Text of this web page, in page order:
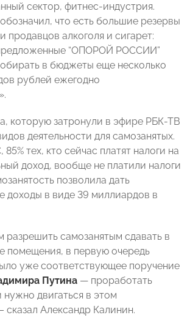
сектор, фитнес-индустрия.
что есть большие резервы
продавцов алкоголя и сигарет:
“ОПОРОЙ РОССИИ”
в бюджеты еще несколько
рублей ежегодно
которую затронули в эфире РБК-ТВ
деятельности для самозанятых.
тех, кто сейчас платят налоги на
доход, вообще не платили налоги
позволила дать
доходы в виде 39 миллиардов в
разрешить самозанятым сдавать в
помещения, в первую очередь
уже соответствующее поручение
Путина — проработать
двигаться в этом
сказал Александр Калинин.